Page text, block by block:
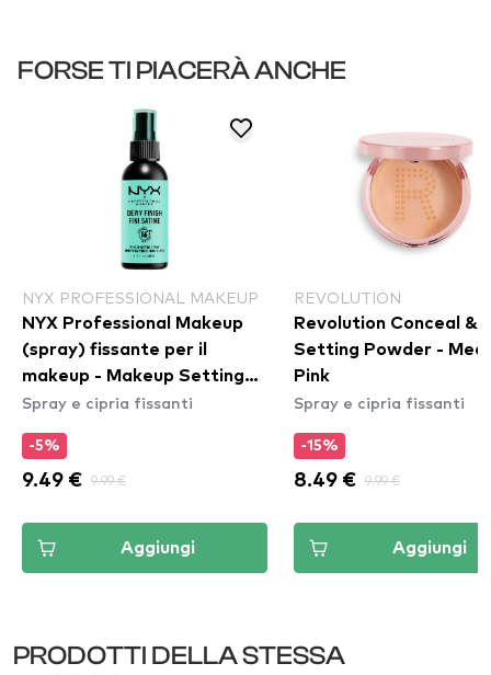
FORSE TI PIACERÀ ANCHE
NYX PROFESSIONAL MAKEUP
NYX Professional Makeup
(spray) fissante per il
makeup - Makeup Setting
Spray – Dewy Finish
Spray e cipria fissanti
-5%
9.49 € 9.99 €
Aggiungi
REVOLUTION
Revolution Conceal &
Setting Powder -
Pink
Spray e cipria fissanti
-15%
8.49 € 9.99 €
Aggiungi
PRODOTTI DELLA STESSA